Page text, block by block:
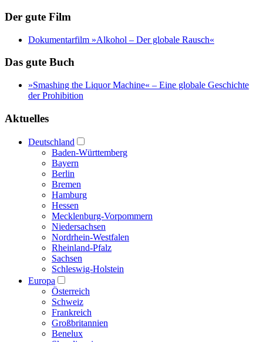
Der gute Film
Dokumentarfilm »Alkohol – Der globale Rausch«
Das gute Buch
»Smashing the Liquor Machine« ‒ Eine globale Geschichte
der Prohibition
Aktuelles
Deutschland
Baden-Württemberg
Bayern
Berlin
Bremen
Hamburg
Hessen
Mecklenburg-Vorpommern
Niedersachsen
Nordrhein-Westfalen
Rheinland-Pfalz
Sachsen
Schleswig-Holstein
Europa
Österreich
Schweiz
Frankreich
Großbritannien
Benelux